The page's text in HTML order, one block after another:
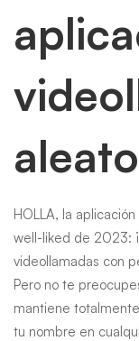
HOLLA, la
well-liked de 2023:
videollamadas con
Pero no te
mantiene
tu nombre en